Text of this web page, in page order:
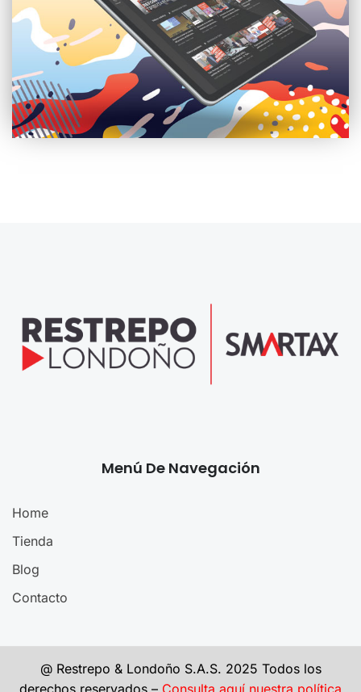
Menú De Navegación
Home
Tienda
Blog
Contacto
@ Restrepo & Londoño S.A.S. 2025 Todos los